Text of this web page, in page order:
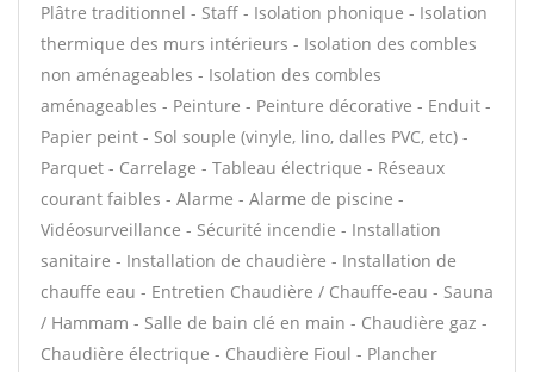
Plâtre traditionnel - Staff - Isolation phonique - Isolation
thermique des murs intérieurs - Isolation des combles
non aménageables - Isolation des combles
aménageables - Peinture - Peinture décorative - Enduit -
Papier peint - Sol souple (vinyle, lino, dalles PVC, etc) -
Parquet - Carrelage - Tableau électrique - Réseaux
courant faibles - Alarme - Alarme de piscine -
Vidéosurveillance - Sécurité incendie - Installation
sanitaire - Installation de chaudière - Installation de
chauffe eau - Entretien Chaudière / Chauffe-eau - Sauna
/ Hammam - Salle de bain clé en main - Chaudière gaz -
Chaudière électrique - Chaudière Fioul - Plancher